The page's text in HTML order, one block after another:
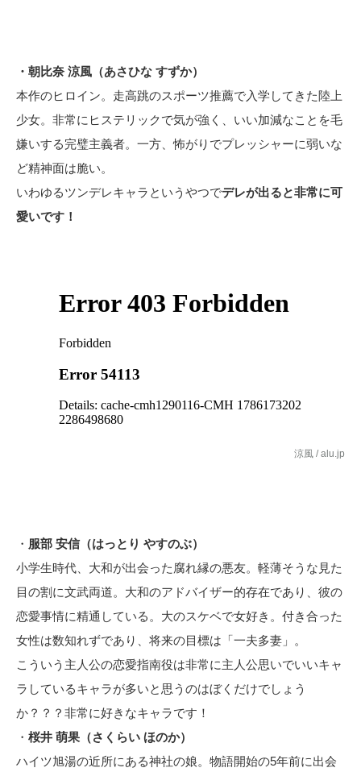
・朝比奈 涼風（あさひな すずか）
本作のヒロイン。走高跳のスポーツ推薦で入学してきた陸上
少女。非常にヒステリックで気が強く、いい加減なことを毛
嫌いする完璧主義者。一方、怖がりでプレッシャーに弱いな
ど精神面は脆い。
いわゆるツンデレキャラというやつでデレが出ると非常に可
愛いです！
涼風 / alu.jp
・ 服部 安信（はっとり やすのぶ）
小学生時代、大和が出会った腐れ縁の悪友。軽薄そうな見た
目の割に文武両道。大和のアドバイザー的存在であり、彼の
恋愛事情に精通している。大のスケベで女好き。付き合った
女性は数知れずであり、将来の目標は「一夫多妻」。
こういう主人公の恋愛指南役は非常に主人公思いでいいキャ
ラしているキャラが多いと思うのはぼくだけでしょう
か？？？非常に好きなキャラです！
・ 桜井 萌果（さくらい ほのか）
ハイツ旭湯の近所にある神社の娘。物語開始の5年前に出会